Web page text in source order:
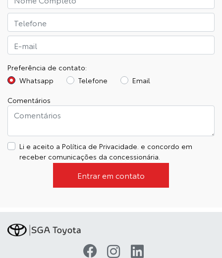
Preferência de contato:
Whatsapp
Telefone
Email
Comentários
Li e aceito a Política de Privacidade. e concordo em
receber comunicações da concessionária.
Entrar em contato